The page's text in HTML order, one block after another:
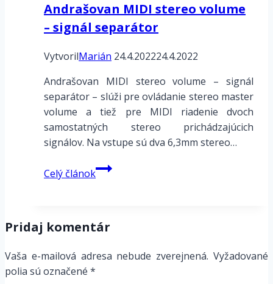
BANK
Andrašovan MIDI stereo volume
– signál separátor
VytvorilMarián 24.4.202224.4.2022
Andrašovan MIDI stereo volume – signál
separátor – slúži pre ovládanie stereo master
volume a tiež pre MIDI riadenie dvoch
samostatných stereo prichádzajúcich
signálov. Na vstupe sú dva 6,3mm stereo…
Celý článokAndrašovan
MIDI
–
separátor
Pridaj komentár
Vaša e-mailová adresa nebude zverejnená. Vyžadované
polia sú označené *